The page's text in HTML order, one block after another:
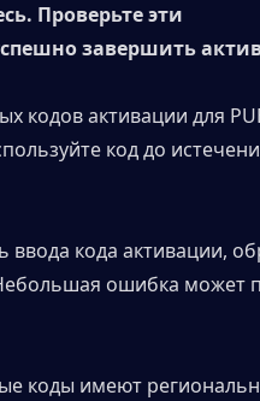
Проверьте эти
завершить
кодов активации для
код до
ввода кода активации,
ошибка может
коды имеют